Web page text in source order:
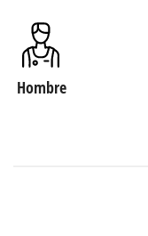
Hombre